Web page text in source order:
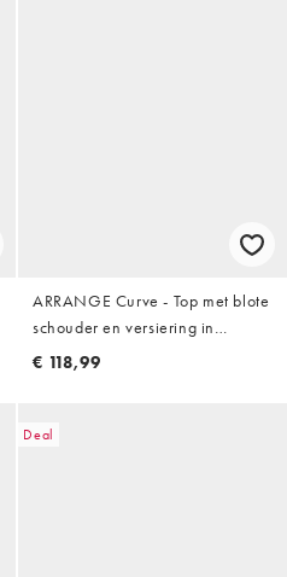
ARRANGE Curve - Top met blote
schouder en versiering in
appelgroen
€ 118,99
Deal